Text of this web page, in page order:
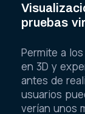
pruebas
Permite a
en 3D y
antes de
usuarios
verían unos